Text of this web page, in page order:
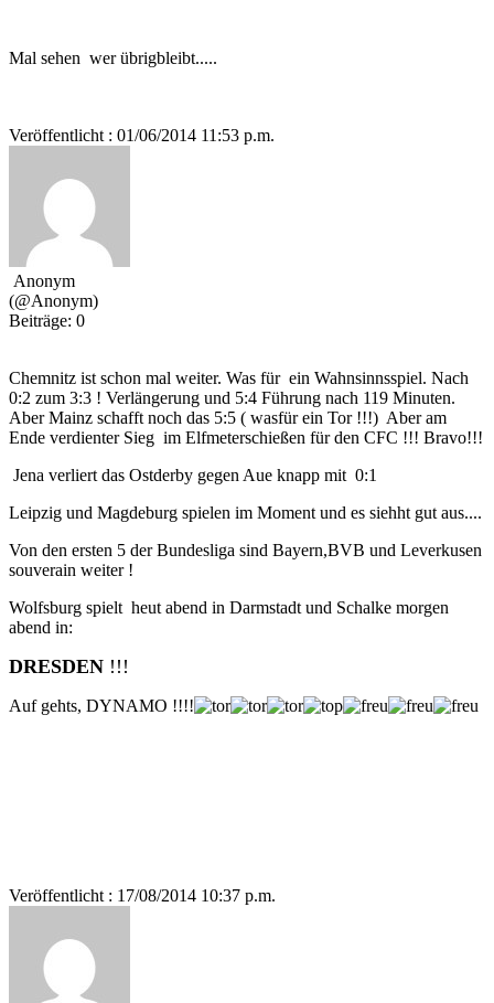
Mal sehen wer übrigbleibt.....
Veröffentlicht : 01/06/2014 11:53 p.m.
Anonym
(@Anonym)
Beiträge: 0
Chemnitz ist schon mal weiter. Was für ein Wahnsinnsspiel. Nach
0:2 zum 3:3 ! Verlängerung und 5:4 Führung nach 119 Minuten.
Aber Mainz schafft noch das 5:5 ( wasfür ein Tor !!!) Aber am
Ende verdienter Sieg im Elfmeterschießen für den CFC !!! Bravo!!!
Jena verliert das Ostderby gegen Aue knapp mit 0:1
Leipzig und Magdeburg spielen im Moment und es siehht gut aus....
Von den ersten 5 der Bundesliga sind Bayern,BVB und Leverkusen
souverain weiter !
Wolfsburg spielt heut abend in Darmstadt und Schalke morgen
abend in:
DRESDEN !!!
Auf gehts, DYNAMO !!!!
Veröffentlicht : 17/08/2014 10:37 p.m.